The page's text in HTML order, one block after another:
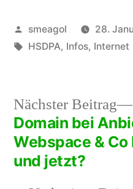
Veröffentlicht
von
smeagol 28.
Schlagwörter:
HSDPA, Infos, Internet
Nächster Beitrag
Domain bei
Webspace &
und jetzt?